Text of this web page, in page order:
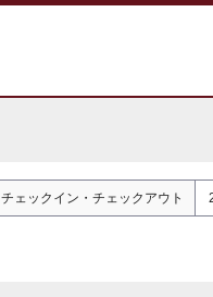
チェックイン ・ チェックアウト